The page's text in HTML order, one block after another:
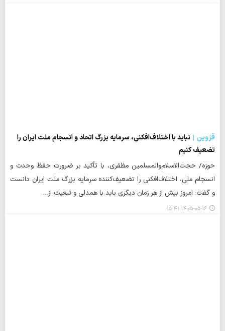
قزوین
نباید با اختلاف‌افکنی، سرمایه بزرگ اتحاد و انسجام ملت ایران را
تضعیف کنیم
حوزه/ حجت‌الاسلام‌والمسلمین مظفری، با تأکید بر ضرورت حفظ وحدت و
انسجام ملی، اختلاف‌افکنی را تضعیف‌کننده سرمایه بزرگ ملت ایران دانست
و گفت: امروز بیش از هر زمان دیگری باید با همدلی و تبعیت از…
۱۴۰۵-۰۵-۱۶ ۱۵:۴۱